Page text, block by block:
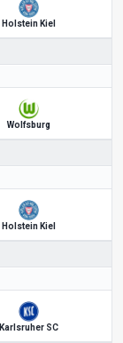
Holstein Kiel
Wolfsburg
Holstein Kiel
Karlsruher SC